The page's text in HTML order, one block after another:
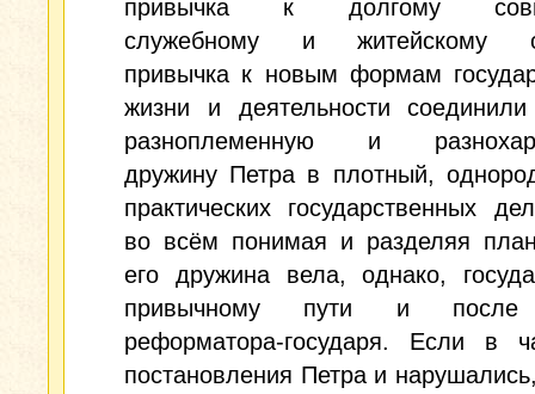
привычка к долгому
служебному и житейскому
привычка к новым формам
жизни и деятельности
разноплеменную и
дружину Петра в плотный,
практических государственных
во всём понимая и разделяя
его дружина вела, однако,
привычному пути и после
реформатора-государя. Если в
постановления Петра и